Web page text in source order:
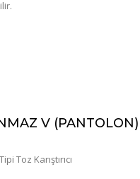
V (PANTOLON)
Toz Karıştırıcı